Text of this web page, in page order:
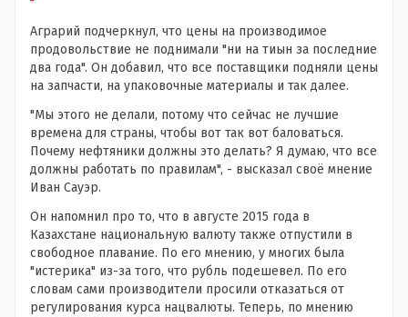
Аграрий подчеркнул, что цены на производимое
продовольствие не поднимали "ни на тиын за последние
два года". Он добавил, что все поставщики подняли цены
на запчасти, на упаковочные материалы и так далее.
"Мы этого не делали, потому что сейчас не лучшие
времена для страны, чтобы вот так вот баловаться.
Почему нефтяники должны это делать? Я думаю, что все
должны работать по правилам", - высказал своё мнение
Иван Сауэр.
Он напомнил про то, что в августе 2015 года в
Казахстане национальную валюту также отпустили в
свободное плавание. По его мнению, у многих была
"истерика" из-за того, что рубль подешевел. По его
словам сами производители просили отказаться от
регулирования курса нацвалюты. Теперь, по мнению